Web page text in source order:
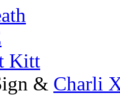
Kitt
& Charli